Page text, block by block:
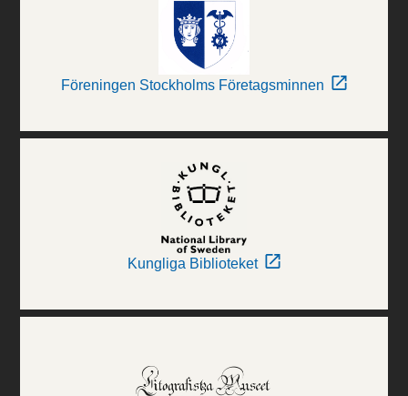
Föreningen Stockholms Företagsminnen
Kungliga Biblioteket